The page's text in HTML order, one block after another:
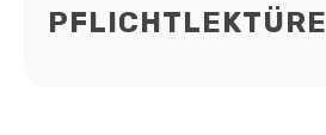
PFLICHTLEKTÜRE